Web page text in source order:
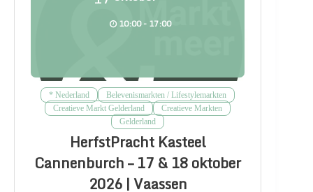
10:00 - 17:00
* Nederland
Belevenismarkten / Lifestylemarkten
Creatieve Markt Gelderland
Creatieve Markten
Gelderland
HerfstPracht Kasteel
Cannenburch – 17 & 18 oktober
2026 | Vaassen